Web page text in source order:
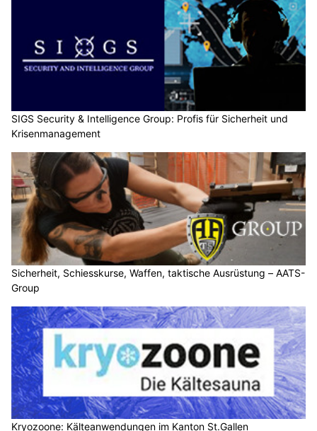
SIGS Security & Intelligence Group: Profis für Sicherheit und
Krisenmanagement
Sicherheit, Schiesskurse, Waffen, taktische Ausrüstung – AATS-
Group
Kryozoone: Kälteanwendungen im Kanton St.Gallen